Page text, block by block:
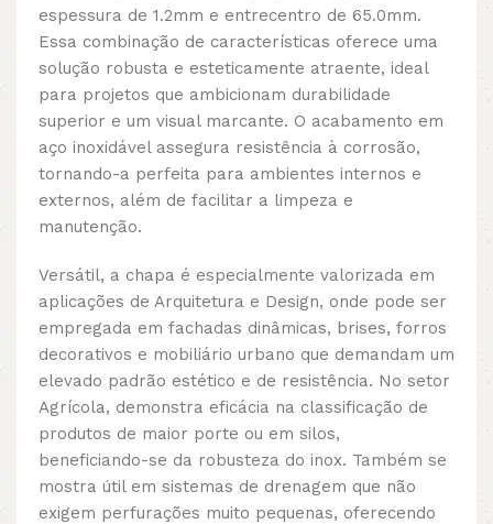
espessura de 1.2mm e entrecentro de 65.0mm.
Essa combinação de características oferece uma
solução robusta e esteticamente atraente, ideal
para projetos que ambicionam durabilidade
superior e um visual marcante. O acabamento em
aço inoxidável assegura resistência à corrosão,
tornando-a perfeita para ambientes internos e
externos, além de facilitar a limpeza e
manutenção.
Versátil, a chapa é especialmente valorizada em
aplicações de Arquitetura e Design, onde pode ser
empregada em fachadas dinâmicas, brises, forros
decorativos e mobiliário urbano que demandam um
elevado padrão estético e de resistência. No setor
Agrícola, demonstra eficácia na classificação de
produtos de maior porte ou em silos,
beneficiando-se da robusteza do inox. Também se
mostra útil em sistemas de drenagem que não
exigem perfurações muito pequenas, oferecendo